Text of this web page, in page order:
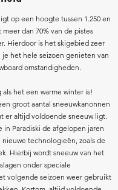
op een hoogte tussen 1.250 en
dan 70% van de pistes
Hierdoor is het skigebied zeer
je het hele seizoen genieten van
omstandigheden.
als het een warme winter is!
groot aantal sneeuwkanonnen
er altijd voldoende sneeuw ligt.
in Paradiski de afgelopen jaren
technologieën, zoals de
Hierbij wordt sneeuw van het
onder speciale
volgende seizoen weer gebruikt